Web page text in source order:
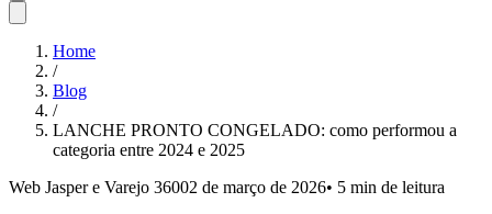
Home
/
Blog
/
LANCHE PRONTO CONGELADO: como performou a
categoria entre 2024 e 2025
Web Jasper e Varejo 36002 de março de 2026• 5 min de leitura